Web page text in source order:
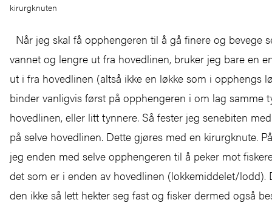
kirurgknuten
Når jeg skal få opphengeren til å gå finere og bevege
vannet og lengre ut fra hovedlinen, bruker jeg bare en
ut i fra hovedlinen (altså ikke en løkke som i opphengs
binder vanligvis først på opphengeren i om lag samme
hovedlinen, eller litt tynnere. Så fester jeg senebiten
på selve hovedlinen. Dette gjøres med en kirurgknute.
jeg enden med selve opphengeren til å peker mot
det som er i enden av hovedlinen (lokkemiddelet/lodd).
den ikke så lett hekter seg fast og fisker dermed også